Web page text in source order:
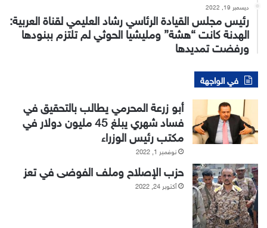
ديسمبر 19, 2022
رئيس مجلس القيادة الرئاسي رشاد العليمي لقناة العربية:
الهدنة كانت “هشة” ومليشيا الحوثي لم تلتزم ببنودها
ورفضت تمديدها
في الواجهة
أبو زرعة المحرمي يطالب بالتحقيق في
فساد شهري يبلغ 45 مليون دولار في
مكتب رئيس الوزراء
نوفمبر 1, 2022
حزب الإصلاح وملف الفوضى في تعز
أكتوبر 24, 2022